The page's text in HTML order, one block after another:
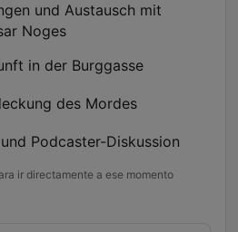
und Austausch mit
Noges
in der Burggasse
des Mordes
Podcaster-Diskussion
ir directamente a ese momento